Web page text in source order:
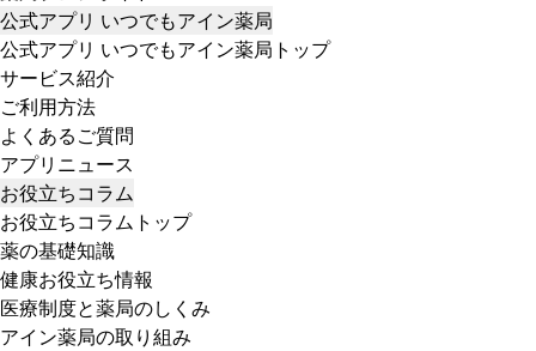
公式アプリ いつでもアイン薬局
公式アプリ いつでもアイン薬局トップ
サービス紹介
ご利用方法
よくあるご質問
アプリニュース
お役立ちコラム
お役立ちコラムトップ
薬の基礎知識
健康お役立ち情報
医療制度と薬局のしくみ
アイン薬局の取り組み